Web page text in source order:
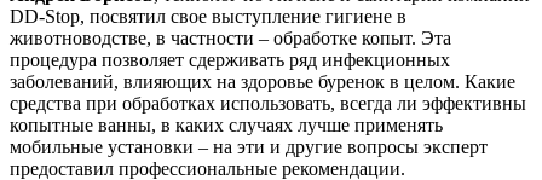
DD-Stop, посвятил свое выступление гигиене в
животноводстве, в частности – обработке копыт. Эта
процедура позволяет сдерживать ряд инфекционных
заболеваний, влияющих на здоровье буренок в целом. Какие
средства при обработках использовать, всегда ли эффективны
копытные ванны, в каких случаях лучше применять
мобильные установки – на эти и другие вопросы эксперт
предоставил профессиональные рекомендации.